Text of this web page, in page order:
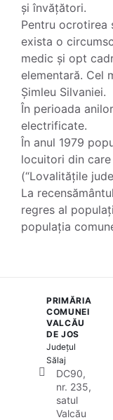
și învățători.
Pentru ocrotirea
exista o
medic și opt
elementară. Cel
Șimleu Silvaniei.
În perioada
electrificate.
În anul 1979
locuitori din
(“Lovalitățile
La
regres al
populația
PRIMĂRIA
COMUNEI
VALCĂU
DE JOS
Județul
Sălaj
DC90,
nr. 235,
satul
Valcău